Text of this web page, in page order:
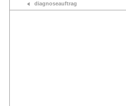
diagnoseauftrag